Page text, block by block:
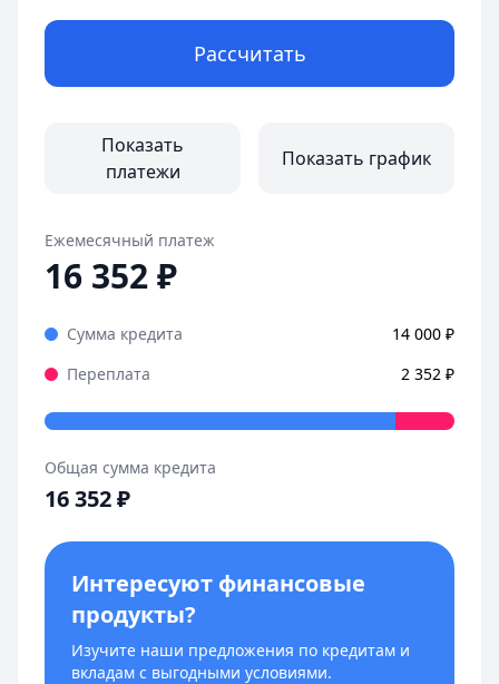
Рассчитать
Показать
платежи
Показать график
Ежемесячный платеж
16 352₽
Сумма кредита 14 000 ₽
Переплата
2 352 ₽
Общая сумма кредита
16 352₽
Интересуют финансовые
продукты?
Изучите наши предложения по кредитам и
вкладам с выгодными условиями.